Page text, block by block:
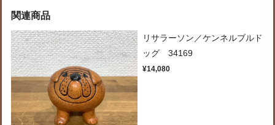
関連商品
リサラーソン／ケンネルブルド
ッグ 34169
¥14,080